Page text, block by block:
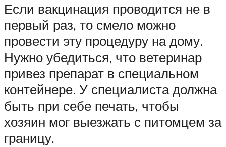
Если вакцинация проводится не в
первый раз, то смело можно
провести эту процедуру на дому.
Нужно убедиться, что ветеринар
привез препарат в специальном
контейнере. У специалиста должна
быть при себе печать, чтобы
хозяин мог выезжать с питомцем за
границу.